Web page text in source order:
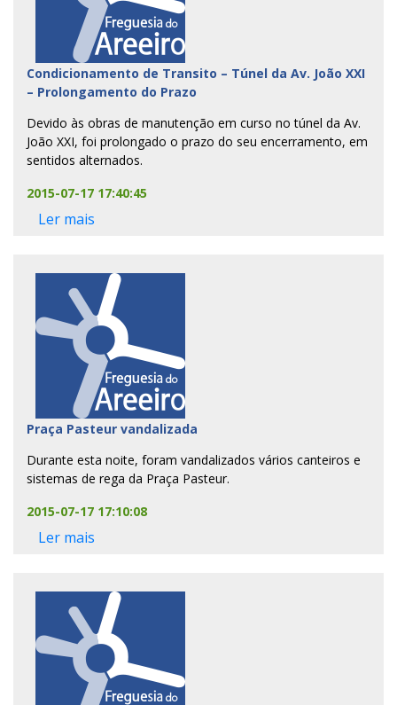
Condicionamento de Transito – Túnel da Av. João XXI
– Prolongamento do Prazo
Devido às obras de manutenção em curso no túnel da Av.
João XXI, foi prolongado o prazo do seu encerramento, em
sentidos alternados.
2015-07-17 17:40:45
Ler mais
Praça Pasteur vandalizada
Durante esta noite, foram vandalizados vários canteiros e
sistemas de rega da Praça Pasteur.
2015-07-17 17:10:08
Ler mais